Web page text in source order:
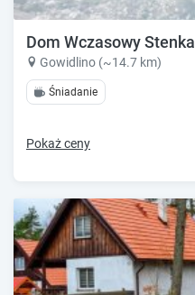
Dom Wczasowy Stenka
Gowidlino (~14.7 km)
Śniadanie
Pokaż ceny